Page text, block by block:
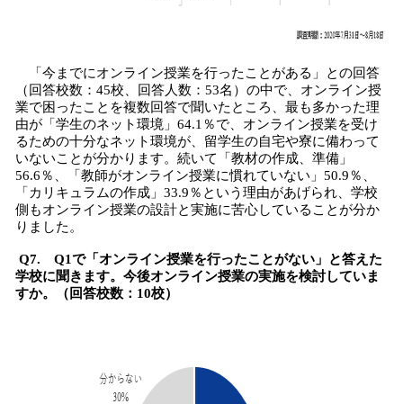
「今までにオンライン授業を行ったことがある」との回答
（回答校数：45校、回答人数：53名）の中で、オンライン授
業で困ったことを複数回答で聞いたところ、最も多かった理
由が「学生のネット環境」64.1％で、オンライン授業を受け
るための十分なネット環境が、留学生の自宅や寮に備わって
いないことが分かります。続いて「教材の作成、準備」
56.6％、「教師がオンライン授業に慣れていない」50.9％、
「カリキュラムの作成」33.9％という理由があげられ、学校
側もオンライン授業の設計と実施に苦心していることが分か
りました。
Q7. Q1で「オンライン授業を行ったことがない」と答えた
学校に聞きます。今後オンライン授業の実施を検討していま
すか。（回答校数：10校）